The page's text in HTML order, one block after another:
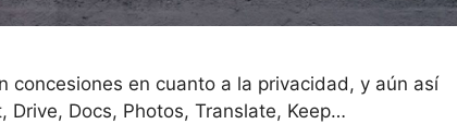
concesiones en cuanto a la privacidad, y aún así
Drive, Docs, Photos, Translate, Keep…